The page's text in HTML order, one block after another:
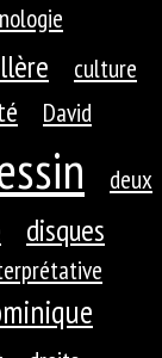
culture
David
deux
disques